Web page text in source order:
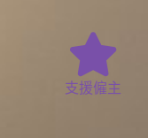
支援僱主